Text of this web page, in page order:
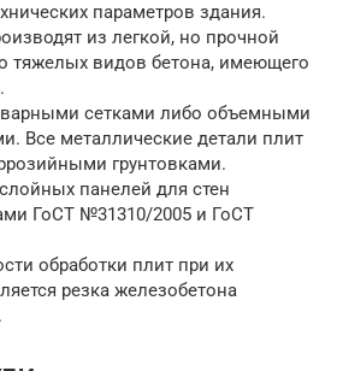
параметров здания.
из легкой, но прочной
тяжелых видов бетона, имеющего
сетками либо объемными
Все металлические детали плит
грунтовками.
панелей для стен
ГоСТ №31310/2005 и ГоСТ
обработки плит при их
резка железобетона